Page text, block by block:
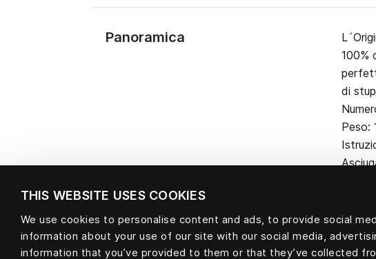
THIS WEBSITE USES COOKIES
We use cookies to personalise content and ads, to provide social
information about your use of our site with our social media,
information that you’ve provided to them or that they’ve collected
Panoramica
100%
di
Peso:
Materiale